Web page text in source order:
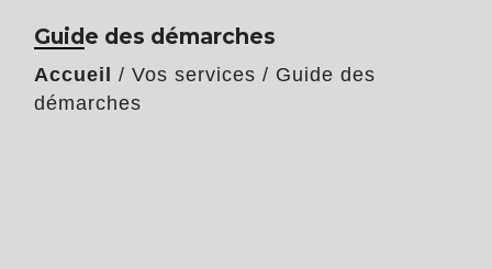
Guide des démarches
Accueil / Vos services / Guide des
démarches